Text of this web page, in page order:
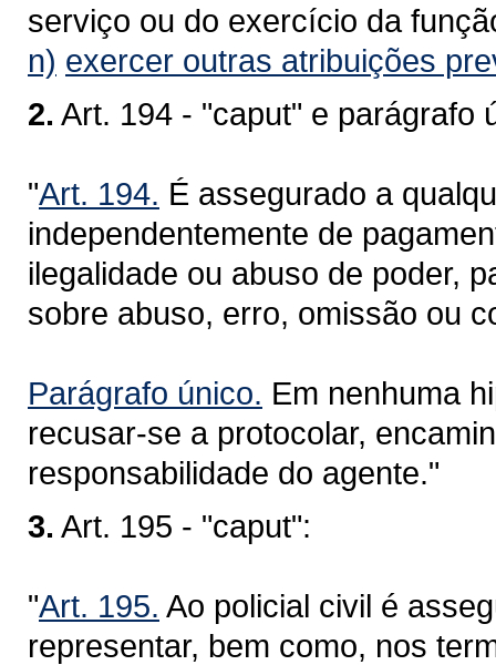
serviço ou do exercício da
n) exercer outras atribuições
2. Art. 194 - "caput" e parágrafo
"Art. 194. É assegurado a
independentemente de
ilegalidade ou abuso de poder,
sobre abuso, erro, omissão ou
Parágrafo único. Em nenhuma
recusar-se a protocolar,
responsabilidade do agente."
3. Art. 195 - "caput":
"Art. 195. Ao policial civil é
representar, bem como, nos